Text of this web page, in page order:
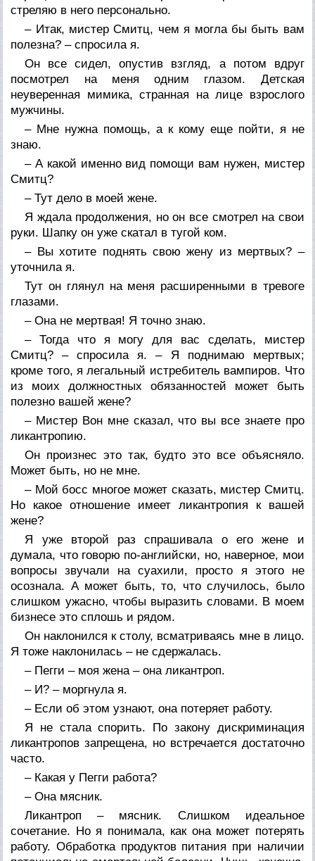
стреляю в него персонально.
– Итак, мистер Смитц, чем я могла бы быть вам
полезна? – спросила я.
Он все сидел, опустив взгляд, а потом вдруг
посмотрел на меня одним глазом. Детская
неуверенная мимика, странная на лице взрослого
мужчины.
– Мне нужна помощь, а к кому еще пойти, я не
знаю.
– А какой именно вид помощи вам нужен, мистер
Смитц?
– Тут дело в моей жене.
Я ждала продолжения, но он все смотрел на свои
руки. Шапку он уже скатал в тугой ком.
– Вы хотите поднять свою жену из мертвых? –
уточнила я.
Тут он глянул на меня расширенными в тревоге
глазами.
– Она не мертвая! Я точно знаю.
– Тогда что я могу для вас сделать, мистер
Смитц? – спросила я. – Я поднимаю мертвых;
кроме того, я легальный истребитель вампиров. Что
из моих должностных обязанностей может быть
полезно вашей жене?
– Мистер Вон мне сказал, что вы все знаете про
ликантропию.
Он произнес это так, будто это все объясняло.
Может быть, но не мне.
– Мой босс многое может сказать, мистер Смитц.
Но какое отношение имеет ликантропия к вашей
жене?
Я уже второй раз спрашивала о его жене и
думала, что говорю по-английски, но, наверное, мои
вопросы звучали на суахили, просто я этого не
осознала. А может быть, то, что случилось, было
слишком ужасно, чтобы выразить словами. В моем
бизнесе это сплошь и рядом.
Он наклонился к столу, всматриваясь мне в лицо.
Я тоже наклонилась – не сдержалась.
– Пегги – моя жена – она ликантроп.
– И? – моргнула я.
– Если об этом узнают, она потеряет работу.
Я не стала спорить. По закону дискриминация
ликантропов запрещена, но встречается достаточно
часто.
– Какая у Пегги работа?
– Она мясник.
Ликантроп – мясник. Слишком идеальное
сочетание. Но я понимала, как она может потерять
работу. Обработка продуктов питания при наличии